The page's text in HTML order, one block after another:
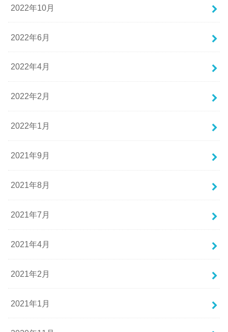
2022年10月
2022年6月
2022年4月
2022年2月
2022年1月
2021年9月
2021年8月
2021年7月
2021年4月
2021年2月
2021年1月